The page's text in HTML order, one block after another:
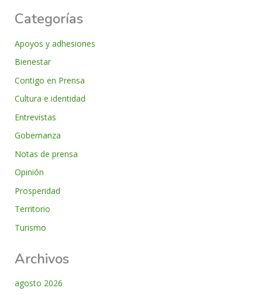
Categorías
Apoyos y adhesiones
Bienestar
Contigo en Prensa
Cultura e identidad
Entrevistas
Gobernanza
Notas de prensa
Opinión
Prosperidad
Territorio
Turismo
Archivos
agosto 2026